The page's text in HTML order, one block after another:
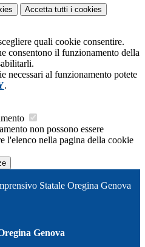
Accetta tutti i cookies
quali cookie consentire.
consentono il funzionamento della
necessari al funzionamento potete
.
non possono essere
l'elenco nella pagina della cookie
Statale Oregina Genova
Genova